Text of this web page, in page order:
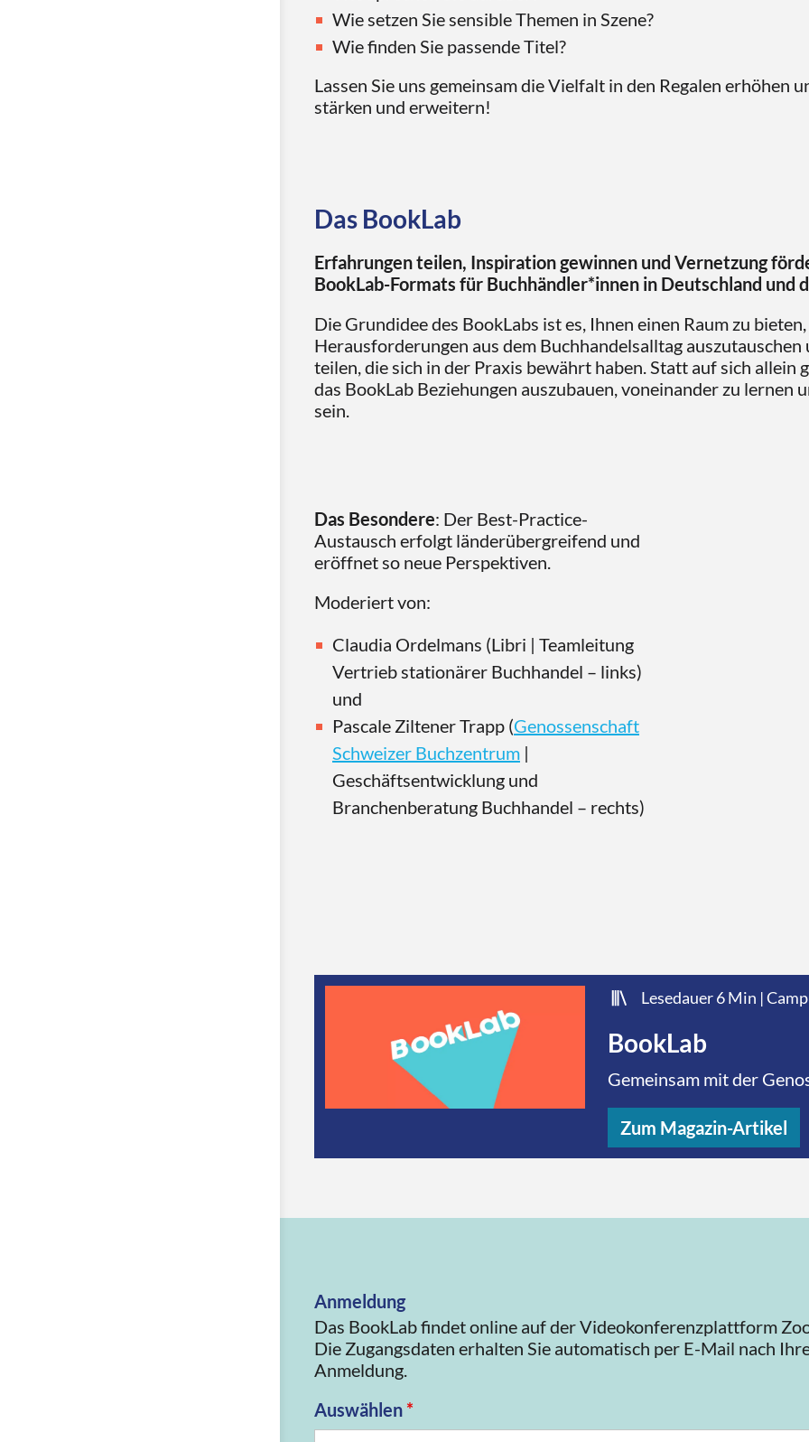
Wie setzen Sie sensible Themen in Szene?
Wie finden Sie passende Titel?
Lassen Sie uns gemeinsam die Vielfalt in den Regalen erhöhen
stärken und erweitern!
Das BookLab
Erfahrungen teilen, Inspiration gewinnen und Vernetzung
BookLab-Formats für Buchhändler*innen in Deutschland und
Die Grundidee des BookLabs ist es, Ihnen einen Raum zu
Herausforderungen aus dem Buchhandelsalltag auszutauschen
teilen, die sich in der Praxis bewährt haben. Statt auf sich allein
das BookLab Beziehungen auszubauen, voneinander zu lernen
sein.
Das Besondere: Der Best-Practice-
Austausch erfolgt länderübergreifend und
eröffnet so neue Perspektiven.
Moderiert von:
Claudia Ordelmans (Libri | Teamleitung
Vertrieb stationärer Buchhandel – links)
und
Pascale Ziltener Trapp (Genossenschaft
Schweizer Buchzentrum |
Geschäftsentwicklung und
Branchenberatung Buchhandel – rechts)
Lesedauer 6 Min |
BookLab
Gemeinsam mit der
Austausch und Lernen
Zum Magazin-Artikel
Anmeldung
Das BookLab findet online auf der Videokonferenzplattform
Die Zugangsdaten erhalten Sie automatisch per E-Mail nach
Anmeldung.
Auswählen *